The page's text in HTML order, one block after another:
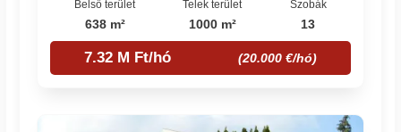
Belső terület
638 m²
Telek terület
1000 m²
Szobák
13
7.32 M Ft/hó (20.000 €/hó)